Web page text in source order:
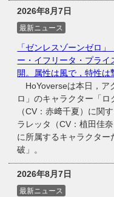
2026年8月7日
最新ニュース
「ゼンレスゾーンゼロ
ー・イフリータ・プラ
開。属性は風で，特性は
HoYoverseは本日，ア
ロ」のキャラクター「ロ
（CV：赤﨑千夏）に関
ラレッタ（CV：植田佳
に所属するキャラクタ
破」。
2026年8月7日
最新ニュース